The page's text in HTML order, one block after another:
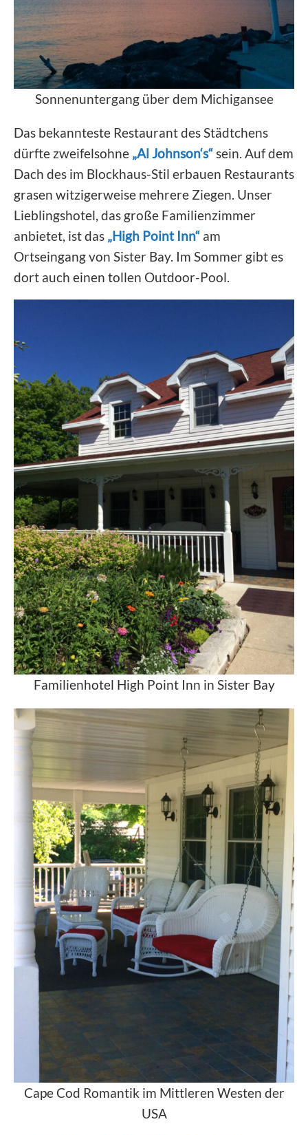
Sonnenuntergang über dem Michigansee
Das bekannteste Restaurant des Städtchens
dürfte zweifelsohne „Al Johnson‘s“sein. Auf dem
Dach des im Blockhaus-Stil erbauen Restaurants
grasen witzigerweise mehrere Ziegen. Unser
Lieblingshotel, das große Familienzimmer
anbietet, ist das „High Point Inn“ am
Ortseingang von Sister Bay. Im Sommer gibt es
dort auch einen tollen Outdoor-Pool.
Familienhotel High Point Inn in Sister Bay
Cape Cod Romantik im Mittleren Westen der
USA